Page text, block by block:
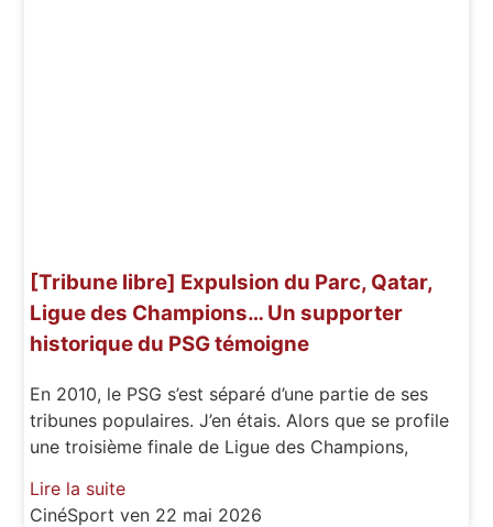
[Tribune libre] Expulsion du Parc, Qatar,
Ligue des Champions… Un supporter
historique du PSG témoigne
En 2010, le PSG s’est séparé d’une partie de ses
tribunes populaires. J’en étais. Alors que se profile
une troisième finale de Ligue des Champions,
Lire la suite
CinéSportven 22 mai 2026